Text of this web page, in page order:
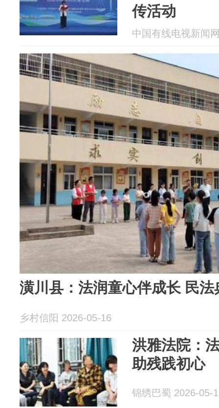
传活动
中国有线电视新闻
潢川县：法润童心伴成长 民
乡村信阳 2026-05-16
洪雅法院：
助残践初心
锦绣巴蜀 2026-05-